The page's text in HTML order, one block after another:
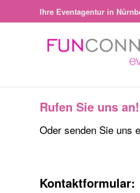
Ihre Eventagentur in
Rufen Sie uns
Oder senden Sie uns
Kontaktformular: